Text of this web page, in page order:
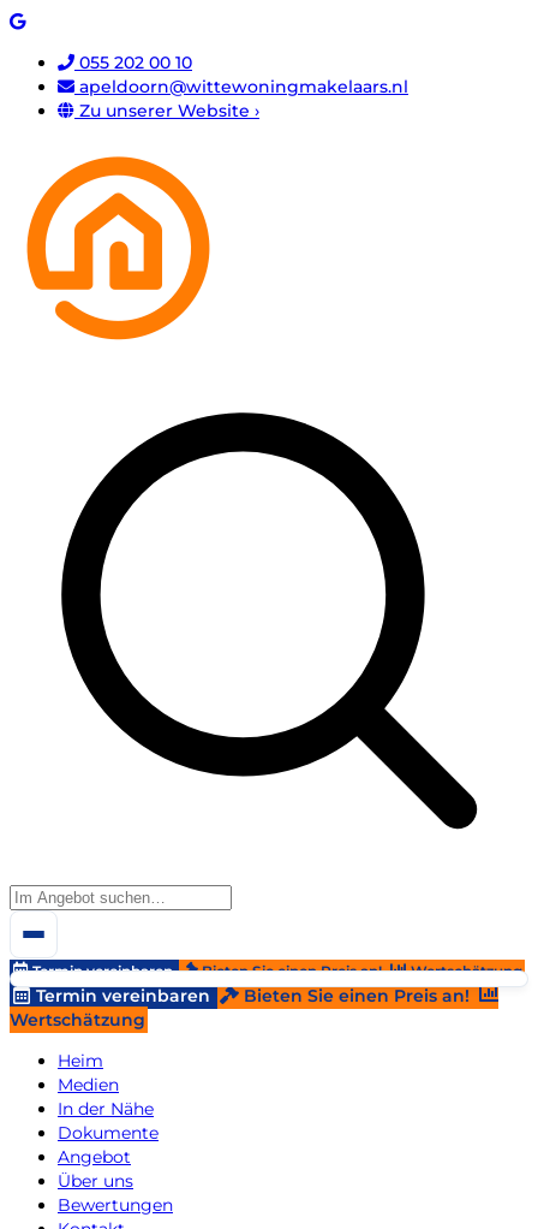
055 202 00 10
apeldoorn@wittewoningmakelaars.nl
Zu unserer Website ›
Termin vereinbaren Bieten Sie einen Preis an! Wertschätzung
Termin vereinbaren
Bieten Sie einen Preis an!
Wertschätzung
Heim
Medien
In der Nähe
Dokumente
Angebot
Über uns
Bewertungen